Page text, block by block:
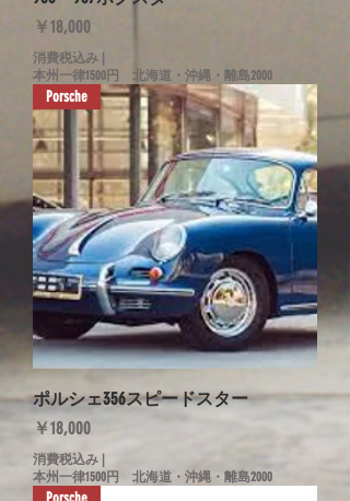
価格
￥18,000
消費税込み
本州一律1500円 北海道・沖縄・離島2000
Porsche
ポルシェ356スピードスター
価格
￥18,000
消費税込み |
本州一律1500円 北海道・沖縄・離島2000